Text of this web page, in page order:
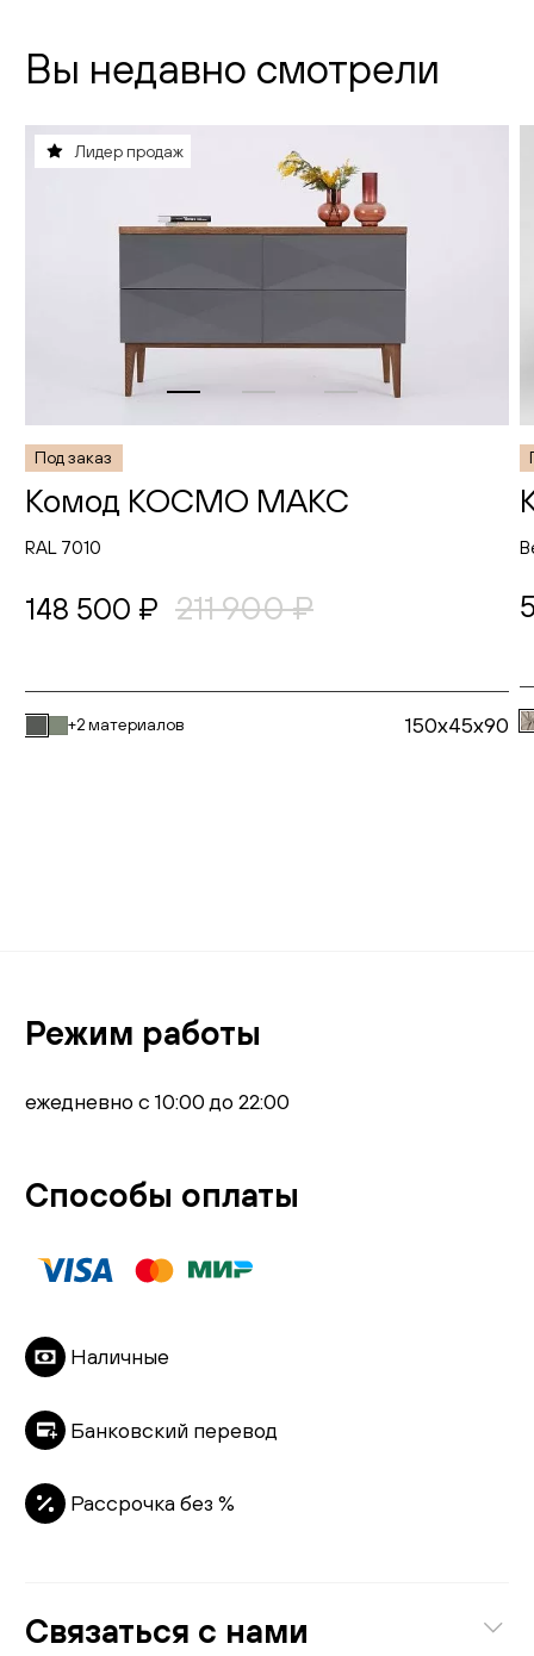
Вы недавно смотрели
Лидер продаж
Комод КОСМО МАКС
Под заказ
RAL 7010
148 500 ₽ 211 900 ₽
+2 материалов
150x45x90
Связаться с нами
Режим работы
ежедневно с 10:00 до 22:00
Способы оплаты
Наличные
Банковский перевод
Рассрочка без %